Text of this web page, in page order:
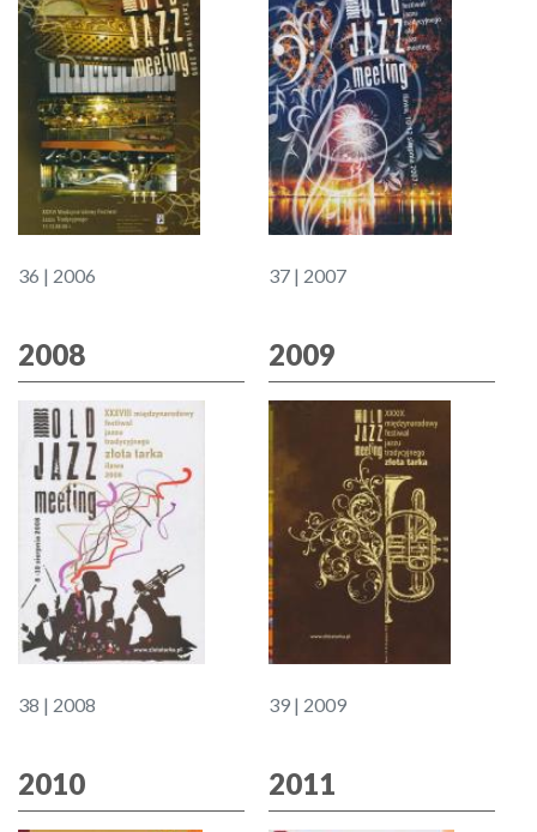
36 | 2006 37 | 2007
2008
38 | 2008
2009
39 | 2009
2010 2011